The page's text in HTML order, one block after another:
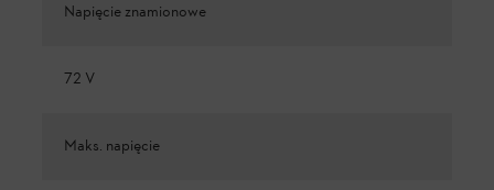
Napięcie znamionowe
72 V
Maks. napięcie